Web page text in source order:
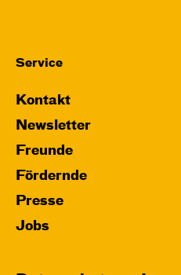
Service
Kontakt
Newsletter
Freunde
Fördernde
Presse
Jobs